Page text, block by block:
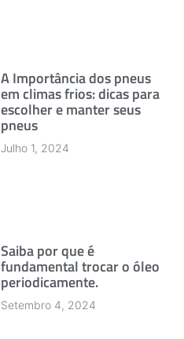
A Importância dos pneus
em climas frios: dicas para
escolher e manter seus
pneus
Julho 1, 2024
Saiba por que é
fundamental trocar o óleo
periodicamente.
Setembro 4, 2024